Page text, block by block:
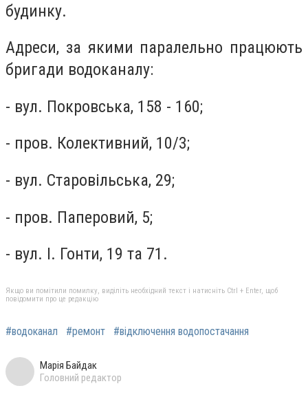
будинку.
Адреси, за якими паралельно працюють
бригади водоканалу:
- вул. Покровська, 158 - 160;
- пров. Колективний, 10/3;
- вул. Старовільська, 29;
- пров. Паперовий, 5;
- вул. І. Гонти, 19 та 71.
Якщо ви помітили помилку, виділіть необхідний текст і натисніть Ctrl + Enter, щоб
повідомити про це редакцію
#водоканал #ремонт #відключення водопостачання
Марія Байдак
Головний редактор